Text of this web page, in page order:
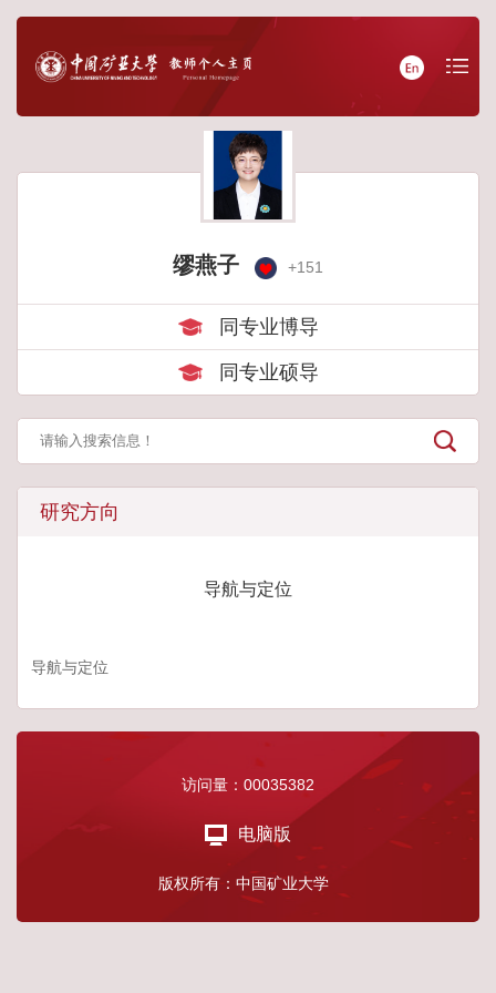
缪燕子 +151
同专业博导
同专业硕导
研究方向
导航与定位
导航与定位
访问量： 00035382
电脑版
版权所有：中国矿业大学